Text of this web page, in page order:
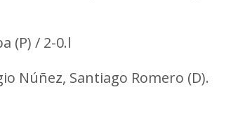
(P) / 2-0.l
Núñez, Santiago Romero (D).